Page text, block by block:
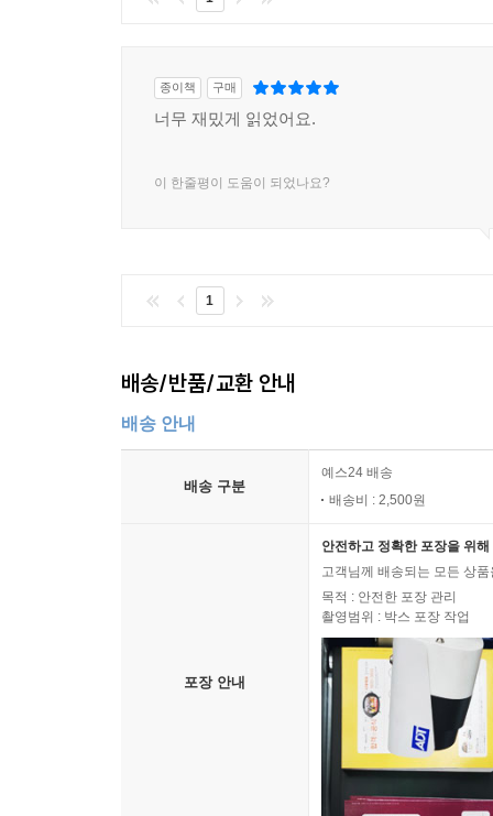
종이책 구매
너무 재밌게 읽었어요.
이 한줄평이 도움이 되었나요?
1
배송/반품/교환 안내
배송 안내
배송 구분
예스24 배송
배송비 : 2,500원
포장 안내
안전하고 정확한 포장을 위
고객님께 배송되는 모든 상
목적 : 안전한 포장 관리
촬영범위 : 박스 포장 작업